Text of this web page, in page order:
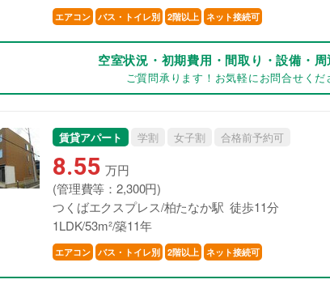
エアコン バス・トイレ別 2階以上 ネット接続可
空室状況・初期費用・間取り・設備・
ご質問承ります！お気軽にお問合せくだ
賃貸アパート 学割 女子割 合格前予約可
8.55 万円
(管理費等：2,300円)
つくばエクスプレス/柏たなか駅 徒歩11分
1LDK/53m²/築11年
エアコン バス・トイレ別 2階以上 ネット接続可